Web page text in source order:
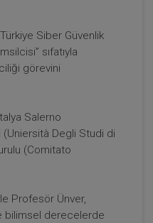
Sepete Ekle
Siber Güvenlik
sıfatıyla
görevini
Salerno
(Uniersità Degli Studi di
(Comitato
Profesör Ünver,
bilimsel derecelerde